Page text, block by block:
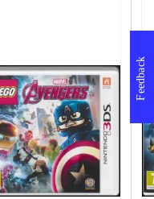
Feedback